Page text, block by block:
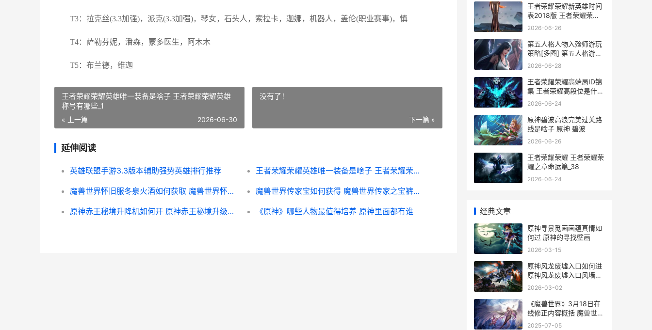
T3：拉克丝(3.3加强)，派克(3.3加强)，琴女，石头人，索拉卡，迦娜，机器人，盖伦(职业赛事)，慎
T4：萨勒芬妮，潘森，蒙多医生，阿木木
T5：布兰德，维迦
王者荣耀荣耀英雄唯一装备是啥子 王者荣耀荣耀英雄
称号有哪些_1
« 上一篇 2026-06-30
没有了！
下一篇 »
延伸阅读
英雄联盟手游3.3版本辅助强势英雄排行推荐 王者荣耀荣耀英雄唯一装备是啥子 王者荣耀荣耀英雄称号有哪些_1
魔兽世界怀旧服冬泉火酒如何获取 魔兽世界怀旧服巫妖王之怒 魔兽世界传家宝如何获得 魔兽世界传家之宝裤子怎么买
原神赤王秘境升降机如何开 原神赤王秘境升级路线 《原神》哪些人物最值得培养 原神里面都有谁
王者荣耀荣耀新英雄时间
表2018版 王者荣耀荣耀
新赛季
2026-06-26
第五人格人物入殓师游玩
策略[多图] 第五人格游戏
人物
2026-06-28
王者荣耀荣耀高端局ID锦
集 王者荣耀高段位是什么
段位
2026-06-24
原神碧波高浪完美过关路
线是啥子 原神 碧波
2026-06-26
王者荣耀荣耀 王者荣耀荣
耀之章命运篇_38
2026-06-24
经典文章
原神寻景觅画画蕴真情如
何过 原神的寻找壁画
2026-03-15
原神风龙废墟入口如何进
原神风龙废墟入口风墙怎
么过
2026-03-02
《魔兽世界》3月18日在
线修正内容概括 魔兽世界
35级去哪做任务
2025-07-05